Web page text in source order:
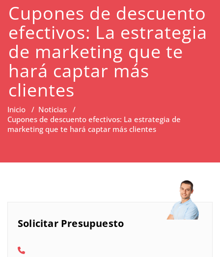
Cupones de descuento
efectivos: La estrategia
de marketing que te
hará captar más
clientes
Inicio / Noticias /
Cupones de descuento efectivos: La estrategia de
marketing que te hará captar más clientes
Solicitar Presupuesto